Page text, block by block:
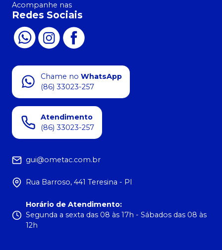
Acompanhe nas
Redes Sociais
Chame no WhatsApp
(86) 33023-257
Atendimento
(86) 33023-257
gui@ometac.com.br
Rua Barroso, 441 Teresina - PI
Horário de Atendimento:
Segunda a sexta das 08 às 17h - Sábados das 08 às
12h